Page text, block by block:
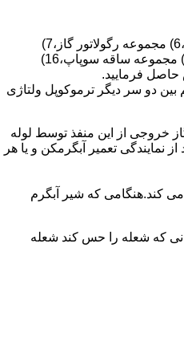
قطعات ساختمان آب گرم کن های دیواری شمعک دار عبارتند از : 1) کلاهک تعدیل،2) کلاهک تعدیل جریان دودکش،3) صفحه پشتی آبگرمکن،4) مبدل گرمایی،5) مجموعه مشعل،6) مجموعه رگولاتور گاز،7)
مجموعه رگولاتور آب،8) رویه آبگرمکن،9) صفحه پشتی آبگرمکن،10) رگولاتور آب در آبگرمکن های شمعک دار،11) بدنه،12) قاب برنجی،13) شیپوره،14) شیر احتراق آهسته،15) مجموعه ساقه سوپاپ،16)
دو سر دیگر ترموکوپل ولتاژی
خروجی از این منفذ توسط لوله
تعمیر آبگرمکن و یا هر
دو عدد باتری 1/5 ولت تامین می شود.برای ایجاد جرقه یک تراس افزاینده این 3 ولت را به 14000 تا 18000 ولت تبدیل می کند.هنگامی که شیر آبگرم
که شعله را حس کند شعله